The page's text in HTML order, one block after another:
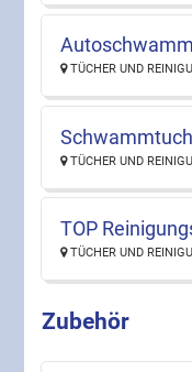
TÜCHER UND
TÜCHER UND
TOP
TÜCHER UND
Zubehör